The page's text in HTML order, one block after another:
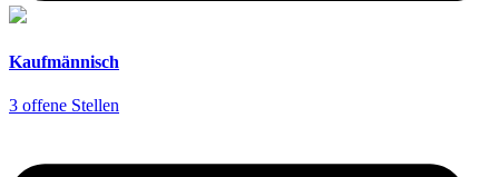
Kaufmännisch
3 offene Stellen